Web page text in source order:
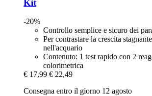
Kit
-20%
Controllo semplice e sicuro dei
Per contrastare la crescita
nell'acquario
Contenuto: 1 test rapido con 2
colorimetrica
€ 17,99 € 22,49
Consegna entro il giorno 12 agosto